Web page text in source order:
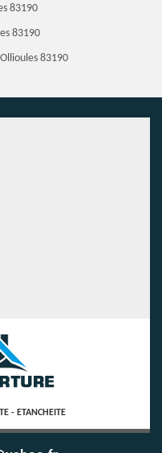
83190
83190
83190
- ETANCHEITE